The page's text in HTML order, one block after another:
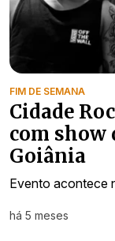
FIM DE SEMANA
Cidade
com show
Goiânia
Evento acontece
há 5 meses